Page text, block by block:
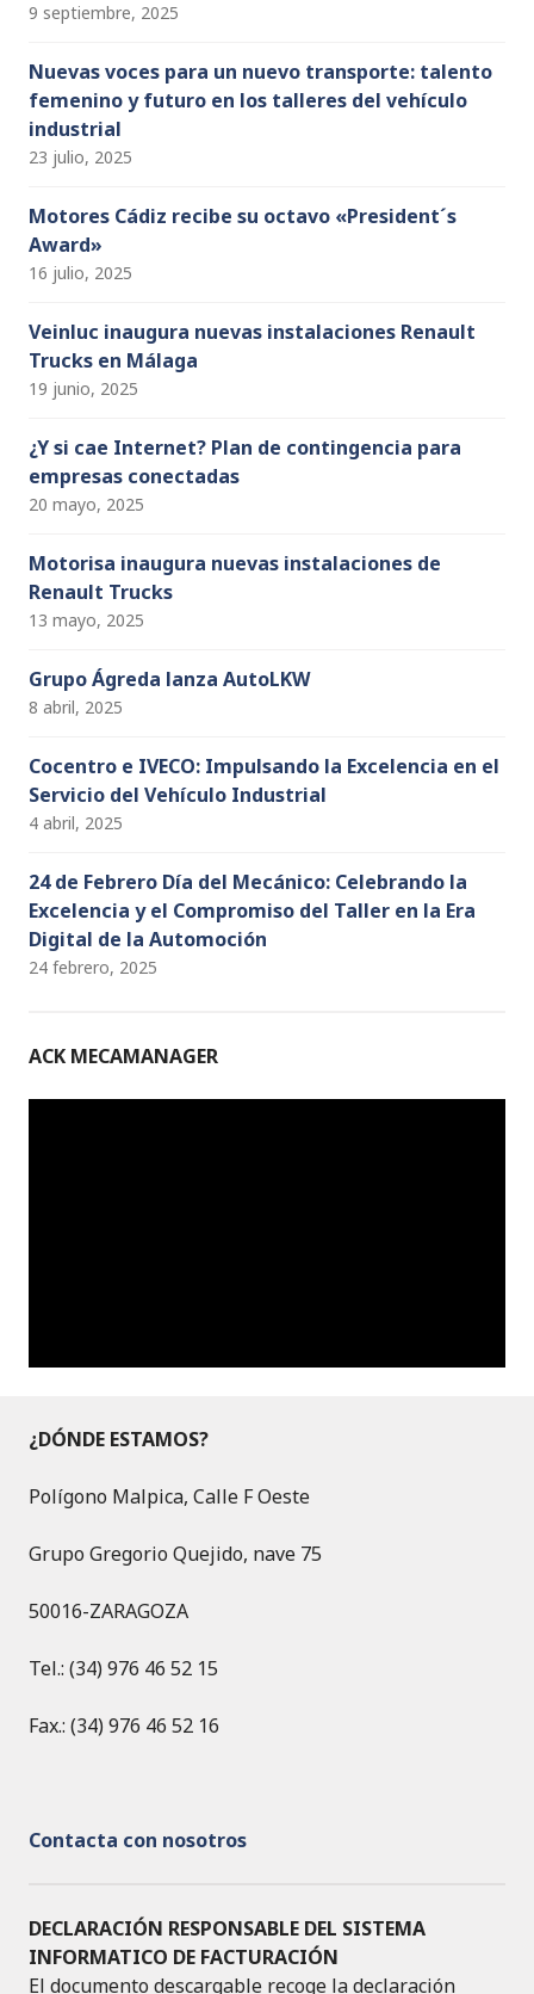
9 septiembre, 2025
Nuevas voces para un nuevo transporte: talento
femenino y futuro en los talleres del vehículo
industrial
23 julio, 2025
Motores Cádiz recibe su octavo «President´s
Award»
16 julio, 2025
Veinluc inaugura nuevas instalaciones Renault
Trucks en Málaga
19 junio, 2025
¿Y si cae Internet? Plan de contingencia para
empresas conectadas
20 mayo, 2025
Motorisa inaugura nuevas instalaciones de
Renault Trucks
13 mayo, 2025
Grupo Ágreda lanza AutoLKW
8 abril, 2025
Cocentro e IVECO: Impulsando la Excelencia en el
Servicio del Vehículo Industrial
4 abril, 2025
24 de Febrero Día del Mecánico: Celebrando la
Excelencia y el Compromiso del Taller en la Era
Digital de la Automoción
24 febrero, 2025
ACK MECAMANAGER
¿DÓNDE ESTAMOS?
Polígono Malpica, Calle F Oeste
Grupo Gregorio Quejido, nave 75
50016-ZARAGOZA
Tel.: (34) 976 46 52 15
Fax.: (34) 976 46 52 16
Contacta con nosotros
DECLARACIÓN RESPONSABLE DEL SISTEMA
INFORMATICO DE FACTURACIÓN
El documento descargable recoge la declaración